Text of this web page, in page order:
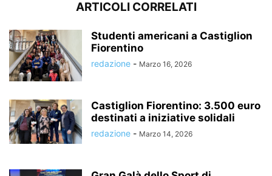
ARTICOLI CORRELATI
Studenti americani a Castiglion
Fiorentino
redazione - Marzo 16, 2026
Castiglion Fiorentino: 3.500 euro
destinati a iniziative solidali
redazione - Marzo 14, 2026